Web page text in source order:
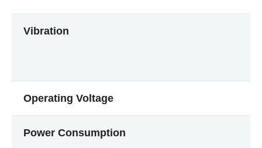
Vibration
Operating Voltage
Power Consumption